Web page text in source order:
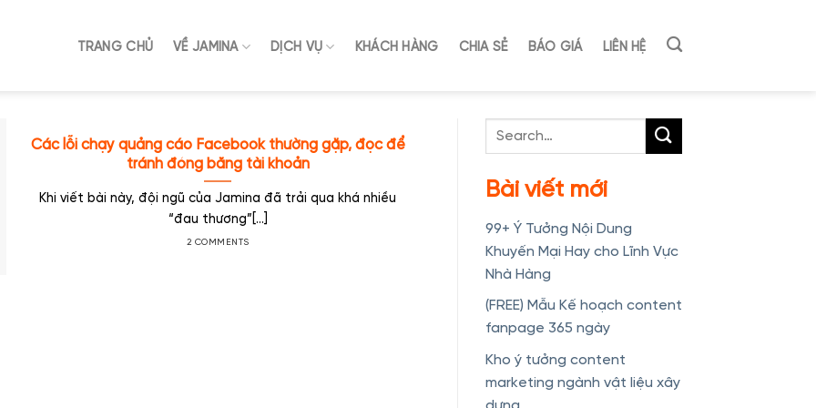
TRANG CHỦ VỀ JAMINA DỊCH VỤ KHÁCH HÀNG CHIA SẺ BÁO GIÁ LIÊN HỆ
Các lỗi chạy quảng cáo Facebook thường gặp, đọc để
tránh đóng băng tài khoản
Khi viết bài này, đội ngũ của Jamina đã trải qua khá nhiều
“đau thương”[...]
2 COMMENTS
Bài viết mới
99+ Ý Tưởng Nội Dung
Khuyến Mại Hay cho Lĩnh Vực
Nhà Hàng
(FREE) Mẫu Kế hoạch content
fanpage 365 ngày
Kho ý tưởng content
marketing ngành vật liệu xây